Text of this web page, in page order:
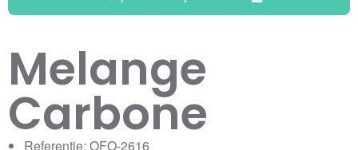
Melange
Carbone
Referentie: OFO-2616